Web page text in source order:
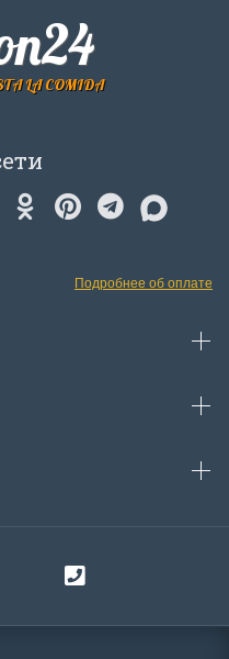
LA COMIDA
Подробнее об оплате